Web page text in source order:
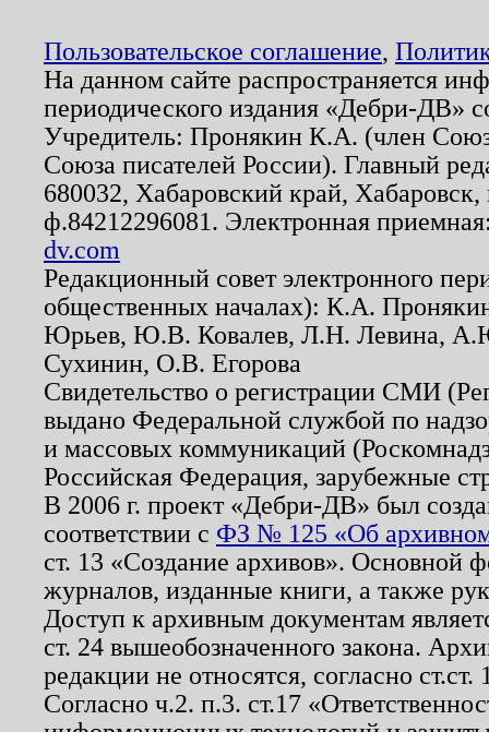
Пользовательское соглашение,
На данном сайте распространяется
периодического издания «Дебри-ДВ»
Учредитель: Пронякин К.А. (член
Союза писателей России). Главный
680032, Хабаровский край,
ф.84212296081. Электронная
dv.com
Редакционный совет электронного
общественных началах): К.А.
Юрьев, Ю.В. Ковалев, Л.Н. Левина,
Сухинин, О.В. Егорова
Свидетельство о регистрации СМИ
выдано Федеральной службой по
и массовых коммуникаций
Российская Федерация, зарубежные
В 2006 г. проект «Дебри-ДВ» был
соответствии с ФЗ № 125 «Об
ст. 13 «Создание архивов». Основной
журналов, изданные книги, а также
Доступ к архивным документам
ст. 24 вышеобозначенного закона.
редакции не относятся, согласно
Согласно ч.2. п.3. ст.17